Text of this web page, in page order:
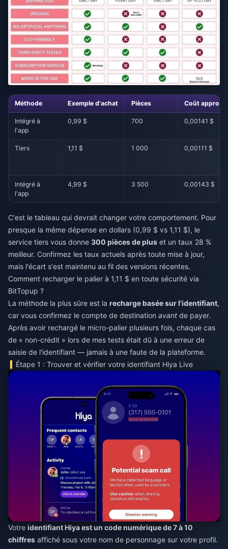
Méthode Exemple d'achat Pièces Coût
Intégré à
l'app
0,99 $ 700 0,00141 $
Tiers 1,11 $ 1 000 0,00111 $
Intégré à
l'app
4,99 $ 3 500 0,00143 $
C'est le tableau qui devrait changer votre comportement. Pour
presque la même dépense en dollars (0,99 $ vs 1,11 $), le
service tiers vous donne 300 pièces de plus et un taux 28 %
meilleur. Confirmez les taux actuels après toute mise à jour,
mais l'écart s'est maintenu au fil des versions récentes.
Comment recharger le palier à 1,11 $ en toute sécurité via
BitTopup ?
La méthode la plus sûre est la recharge basée sur l'identifiant,
car vous confirmez le compte de destination avant de payer.
Après avoir rechargé le micro-palier plusieurs fois, chaque cas
de « non-crédit » lors de mes tests était dû à une erreur de
saisie de l'identifiant — jamais à une faute de la plateforme.
Étape 1 : Trouver et vérifier votre identifiant Hiya Live
Votre identifiant Hiya est un code numérique de 7 à 10
chiffres affiché sous votre nom de personnage sur votre profil.